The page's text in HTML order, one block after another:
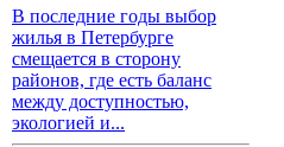
В последние годы выбор
жилья в Петербурге
смещается в сторону
районов, где есть баланс
между доступностью,
экологией и...